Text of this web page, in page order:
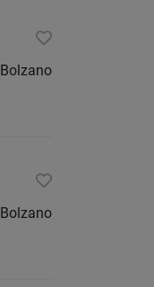
Bolzano
Bolzano